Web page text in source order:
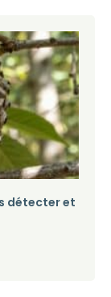
détecter et